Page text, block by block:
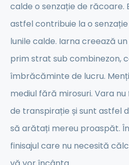
calde o senzație de răcoare.
astfel contribuie la o
lunile calde. Iarna creează
prim strat sub combinezon,
îmbrăcăminte de lucru.
mediul fără mirosuri. Vara
de transpirație și sunt astfel
să arătați mereu proaspăt.
finisajul care nu necesită